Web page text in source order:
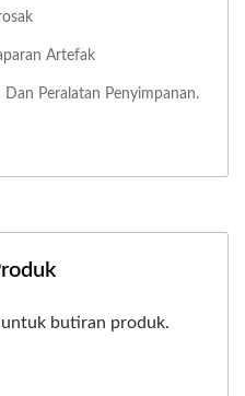
Artefak
Peralatan Penyimpanan.
butiran produk.